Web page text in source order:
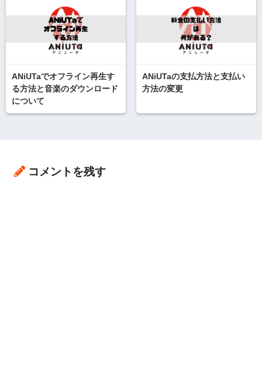
ANiUTaでオフライン再生す
る方法と音楽のダウンロード
について
ANiUTaの支払方法と支払い
方法の変更
コメントを残す